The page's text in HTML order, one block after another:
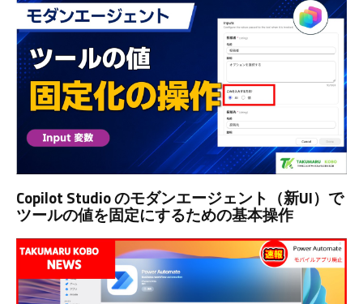
Copilot Studio のモダンエージェント（新UI）で
ツールの値を固定にするための基本操作